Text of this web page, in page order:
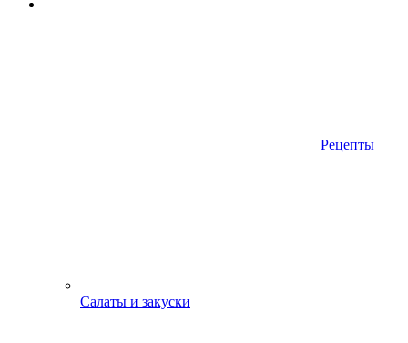
Рецепты
Салаты и закуски